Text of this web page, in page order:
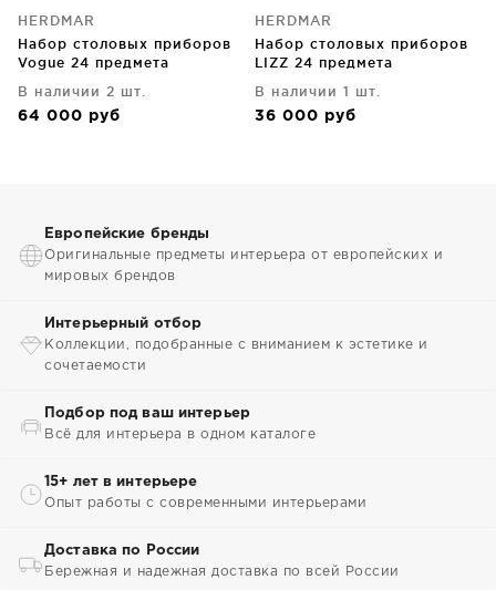
HERDMAR
Набор столовых приборов
Vogue 24 предмета
В наличии 2 шт.
64 000 руб
HERDMAR
Набор столовых приборов
LIZZ 24 предмета
В наличии 1 шт.
36 000 руб
Европейские бренды
Оригинальные предметы интерьера от европейских и
мировых брендов
Интерьерный отбор
Коллекции, подобранные с вниманием к эстетике и
сочетаемости
Подбор под ваш интерьер
Всё для интерьера в одном каталоге
15+ лет в интерьере
Опыт работы с современными интерьерами
Доставка по России
Бережная и надежная доставка по всей России